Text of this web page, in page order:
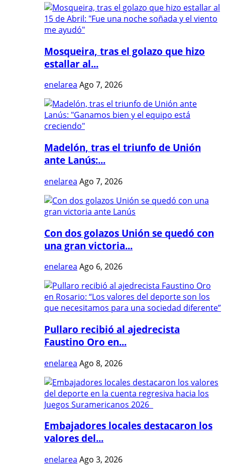
Mosqueira, tras el golazo que hizo
estallar al...
enelarea Ago 7, 2026
Madelón, tras el triunfo de Unión
ante Lanús:...
enelarea Ago 7, 2026
Con dos golazos Unión se quedó con
una gran victoria...
enelarea Ago 6, 2026
Pullaro recibió al ajedrecista
Faustino Oro en...
enelarea Ago 8, 2026
Embajadores locales destacaron los
valores del...
enelarea Ago 3, 2026